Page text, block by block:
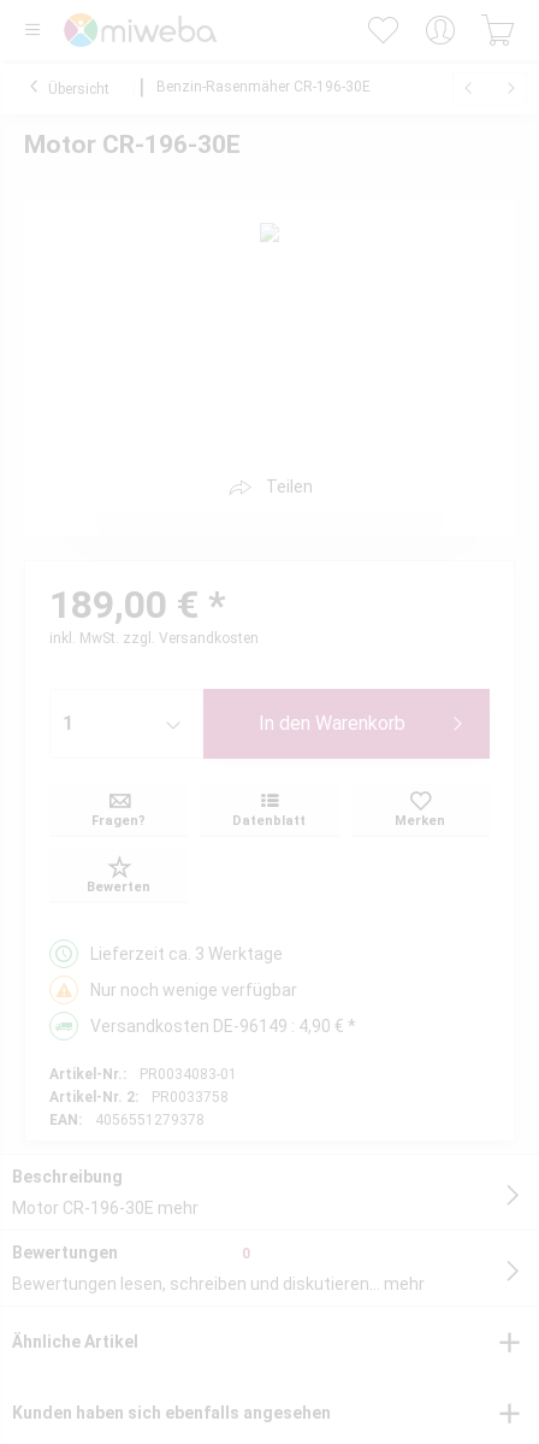
Übersicht Benzin-Rasenmäher CR-196-30E
Motor CR-196-30E
Teilen
189,00 € *
inkl. MwSt. zzgl. Versandkosten
In den Warenkorb
Fragen? Datenblatt Merken
Bewerten
Lieferzeit ca. 3 Werktage
Nur noch wenige verfügbar
Versandkosten DE-96149 : 4,90 € *
Artikel-Nr.:
PR0034083-01
Artikel-Nr. 2:
PR0033758
EAN:
4056551279378
Beschreibung
Motor CR-196-30E mehr
Bewertungen 0
Bewertungen lesen, schreiben und diskutieren... mehr
Ähnliche Artikel
Kunden haben sich ebenfalls angesehen